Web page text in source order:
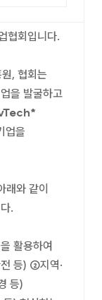
협회입니다.
, 협회는
을 발굴하고
업을
래와 같이
.
활용하여
등) ②지역·
등)